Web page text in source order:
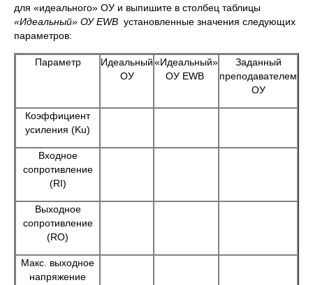
для «идеального» ОУ и выпишите в столбец таблицы
«Идеальный» ОУEWB установленные значения следующих
параметров:
Параметр
Идеальный
ОУ
«Идеальный»
ОУ EWB
Заданный
преподавателем
ОУ
Коэффициент
усиления (Ku)
Входное
сопротивление
(RI)
Выходное
сопротивление
(RO)
Макс. выходное
напряжение